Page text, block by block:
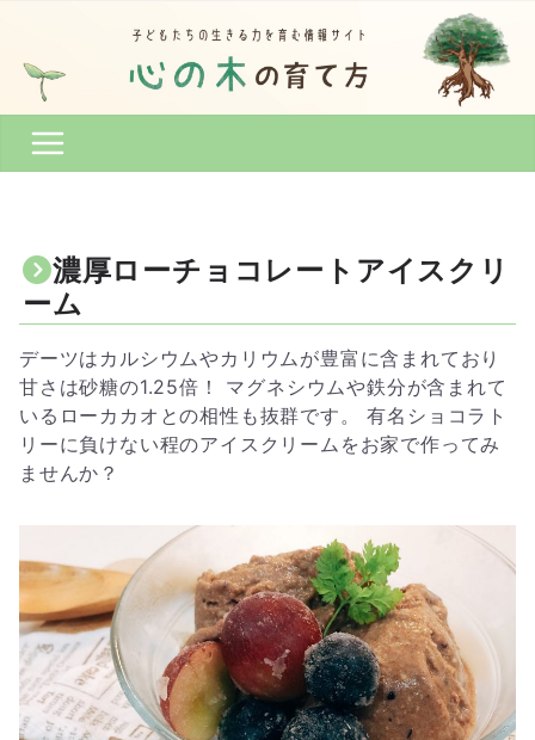
濃厚ローチョコレートアイスクリ
ーム
デーツはカルシウムやカリウムが豊富に含まれており
甘さは砂糖の1.25倍！ マグネシウムや鉄分が含まれて
いるローカカオとの相性も抜群です。 有名ショコラト
リーに負けない程のアイスクリームをお家で作ってみ
ませんか？